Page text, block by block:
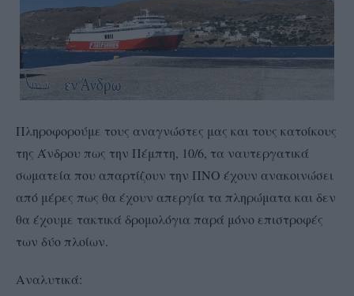
Πληροφορούμε τους αναγνώστες μας και τους κατοίκους
της Άνδρου πως την Πέμπτη, 10/6, τα ναυτεργατικά
σωματεία που απαρτίζουν την ΠΝΟ έχουν ανακοινώσει
από μέρες πως θα έχουν απεργία τα πληρώματα και δεν
θα έχουμε τακτικά δρομολόγια παρά μόνο επιστροφές
των δύο πλοίων.
Αναλυτικά: